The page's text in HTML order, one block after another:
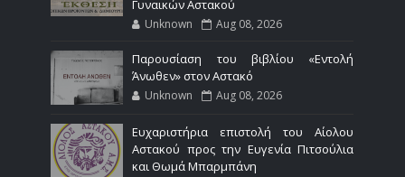
Γυναικών Αστακού
Unknown Aug 08, 2026
Παρουσίαση του βιβλίου «Εντολή
Άνωθεν» στον Αστακό
Unknown Aug 08, 2026
Ευχαριστήρια επιστολή του Αίολου
Αστακού προς την Ευγενία Πιτσούλια
και Θωμά Μπαρμπάνη